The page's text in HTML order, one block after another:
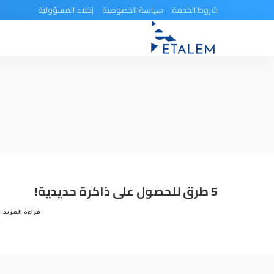
شروط الخدمة سياسة الخصوصية إخلاء المسؤولية
5 طرق للحصول على ذاكرة حديدية!
قراءة المزيد